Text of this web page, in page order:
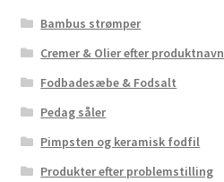
Bambus strømper
Cremer & Olier efter produktnavn
Fodbadesæbe & Fodsalt
Pedag såler
Pimpsten og keramisk fodfil
Produkter efter problemstilling